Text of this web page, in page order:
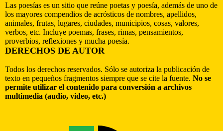
Las poesías es un sitio que reúne poetas y poesía, además de uno de
los mayores compendios de acrósticos de nombres, apellidos,
animales, frutas, lugares, ciudades, municipios, cosas, valores,
verbos, etc. Incluye poemas, frases, rimas, pensamientos,
proverbios, reflexiones y mucha poesía.
DERECHOS DE AUTOR
Todos los derechos reservados. Sólo se autoriza la publicación de
texto en pequeños fragmentos siempre que se cite la fuente. No se
permite utilizar el contenido para conversión a archivos
multimedia (audio, video, etc.)